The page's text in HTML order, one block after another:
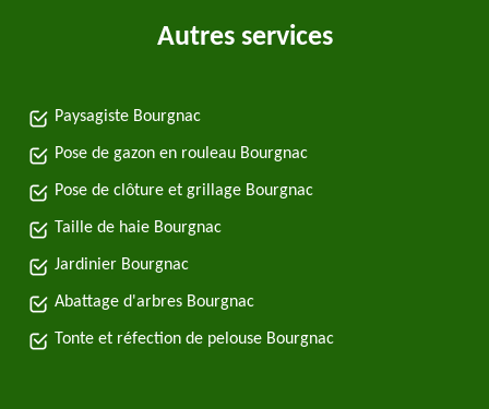
Autres services
Paysagiste Bourgnac
Pose de gazon en rouleau Bourgnac
Pose de clôture et grillage Bourgnac
Taille de haie Bourgnac
Jardinier Bourgnac
Abattage d'arbres Bourgnac
Tonte et réfection de pelouse Bourgnac